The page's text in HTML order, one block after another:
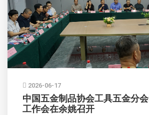
2026-06-17
中国五金制品协会工具五金分
工作会在余姚召开